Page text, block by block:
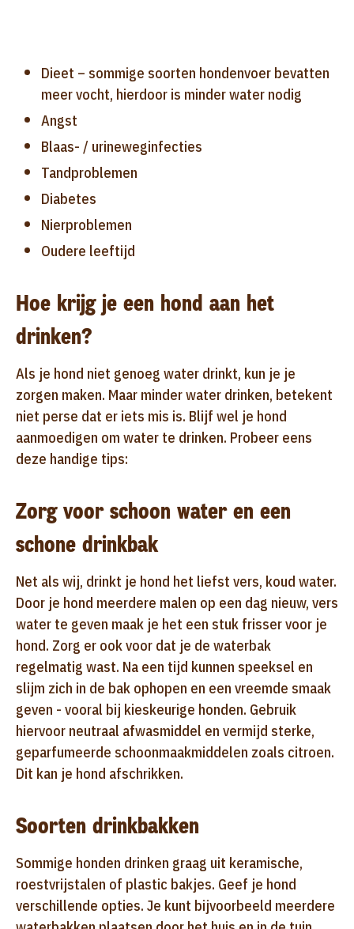
Dieet – sommige soorten hondenvoer bevatten
meer vocht, hierdoor is minder water nodig
Angst
Blaas- / urineweginfecties
Tandproblemen
Diabetes
Nierproblemen
Oudere leeftijd
Hoe krijg je een hond aan het
drinken?
Als je hond niet genoeg water drinkt, kun je je
zorgen maken. Maar minder water drinken, betekent
niet perse dat er iets mis is. Blijf wel je hond
aanmoedigen om water te drinken. Probeer eens
deze handige tips:
Zorg voor schoon water en een
schone drinkbak
Net als wij, drinkt je hond het liefst vers, koud water.
Door je hond meerdere malen op een dag nieuw, vers
water te geven maak je het een stuk frisser voor je
hond. Zorg er ook voor dat je de waterbak
regelmatig wast. Na een tijd kunnen speeksel en
slijm zich in de bak ophopen en een vreemde smaak
geven - vooral bij kieskeurige honden. Gebruik
hiervoor neutraal afwasmiddel en vermijd sterke,
geparfumeerde schoonmaakmiddelen zoals citroen.
Dit kan je hond afschrikken.
Soorten drinkbakken
Sommige honden drinken graag uit keramische,
roestvrijstalen of plastic bakjes. Geef je hond
verschillende opties. Je kunt bijvoorbeeld meerdere